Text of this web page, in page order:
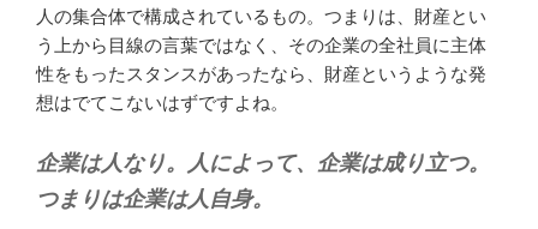
人の集合体で構成されているもの。つまりは、財産とい
う上から目線の言葉ではなく、その企業の全社員に主体
性をもったスタンスがあったなら、財産というような発
想はでてこないはずですよね。
企業は人なり。人によって、企業は成り立つ。
つまりは企業は人自身。